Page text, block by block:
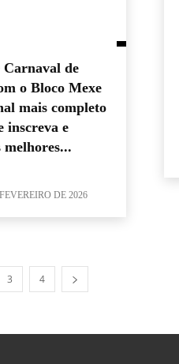
de
o Bloco Mexe
mais completo
inscreva e
melhores...
DE 2026
3 4